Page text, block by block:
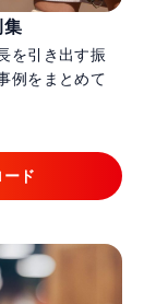
集
を引き出す振
例をまとめて
ド